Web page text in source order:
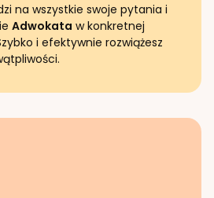
na wszystkie swoje pytania i
Adwokata w konkretnej
i efektywnie rozwiążesz